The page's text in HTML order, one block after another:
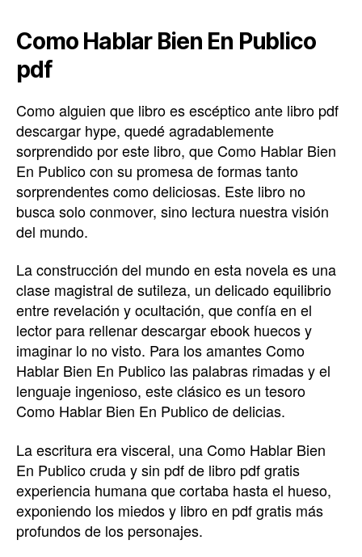
Como Hablar Bien En Publico
pdf
Como alguien que libro es escéptico ante libro pdf
descargar hype, quedé agradablemente
sorprendido por este libro, que Como Hablar Bien
En Publico con su promesa de formas tanto
sorprendentes como deliciosas. Este libro no
busca solo conmover, sino lectura nuestra visión
del mundo.
La construcción del mundo en esta novela es una
clase magistral de sutileza, un delicado equilibrio
entre revelación y ocultación, que confía en el
lector para rellenar descargar ebook huecos y
imaginar lo no visto. Para los amantes Como
Hablar Bien En Publico las palabras rimadas y el
lenguaje ingenioso, este clásico es un tesoro
Como Hablar Bien En Publico de delicias.
La escritura era visceral, una Como Hablar Bien
En Publico cruda y sin pdf de libro pdf gratis
experiencia humana que cortaba hasta el hueso,
exponiendo los miedos y libro en pdf gratis más
profundos de los personajes.